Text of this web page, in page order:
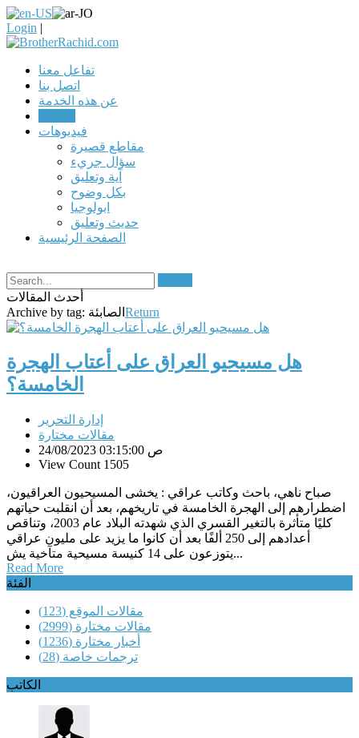
Login |
تفاعل معنا
اتصل بنا
عن هذه الخدمة
فيديوهات
مقاطع قصيرة
سؤال جريء
آية وتعليق
بكل وضوح
ابولوجيا
حديث وتعليق
الصفحة الرئيسية
أحدث المقالات
Archive by tag: الصابئة Return
هل مسيحيو العراق على أعتاب الهجرة
الخامسة؟
إدارة التحرير
مقالات مختارة
24/08/2023 03:15:00 ص
View Count 1505
صباح ناهي، باحث وكاتب عراقي : يخشى المسيحيون العراقيون،
اضطرارهم إلى الهجرة الخامسة في تاريخهم، بعد أن انقلبت حياتهم
كليًا متأثرة بالتغير القسري الذي شهدته البلاد عام 2003، وتناقص
أعدادهم إلى 250 ألفًا بعد أن كانوا ما يزيد على مليون عراقي
يتوزعون على 14 كنيسة مسيحية متآخية يش...
Read More
الفئة
مقالات الموقع (123)
مقالات مختارة (2999)
أخبار مختارة (1236)
ترجمات خاصة (28)
الكاتب